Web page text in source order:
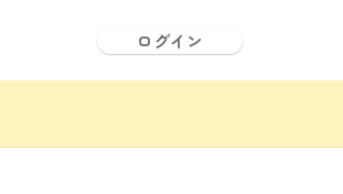
ログイン